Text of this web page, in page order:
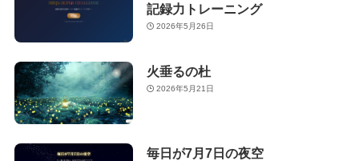
記録力トレーニング
2026年5月26日
火垂るの杜
2026年5月21日
毎日が7月7日の夜空